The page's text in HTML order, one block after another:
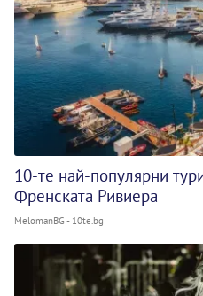
10-те най-популярни
Френската Ривиера
MelomanBG - 10te.bg